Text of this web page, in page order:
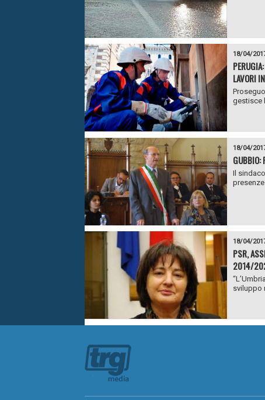
18/04/
LAVORI
gestisce
18/04/
GUBBIO:
Il
18/04/
PSR,
2014/
sviluppo